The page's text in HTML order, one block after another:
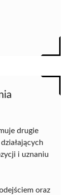
drugie
i uznaniu
oraz